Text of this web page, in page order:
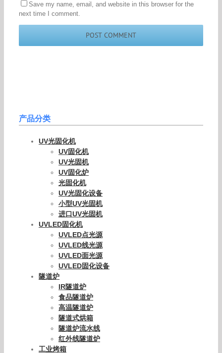
Save my name, email, and website in this browser for the
next time I comment.
产品分类
UV光固化机
UV固化机
UV光固机
UV固化炉
光固化机
UV光固化设备
小型UV光固机
进口UV光固机
UVLED固化机
UVLED点光源
UVLED线光源
UVLED面光源
UVLED固化设备
隧道炉
IR隧道炉
食品隧道炉
高温隧道炉
隧道式烘箱
隧道炉流水线
红外线隧道炉
工业烤箱